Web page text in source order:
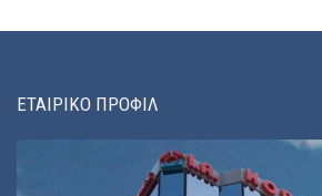
ΕΤΑΙΡΙΚΟ ΠΡΟΦΙΛ